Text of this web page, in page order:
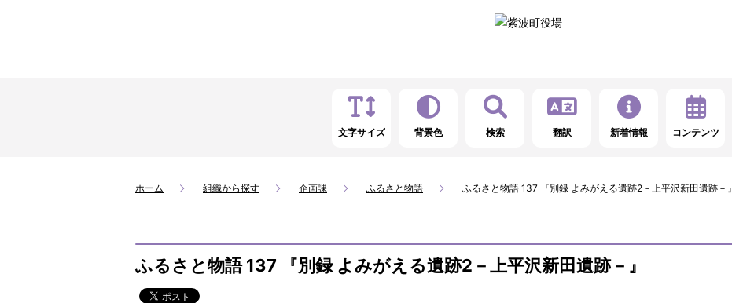
文字サイズ 背景色 検索 翻訳 新着情報 コンテンツ
ホーム 組織から探す 企画課 ふるさと物語 ふるさと物語 137 『別録 よみがえる遺跡2－上平沢新田遺跡－』
ふるさと物語 137 『別録 よみがえる遺跡2－上平沢新田遺跡－』